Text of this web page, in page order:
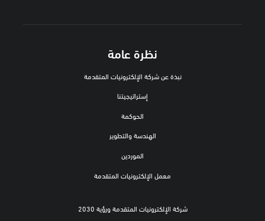
نظرة عامة
نبذة عن شركة الإلكترونيات المتقدمة
إستراتيجيتنا
الحوكمة
الهندسة والتطوير
الموردين
معمل الإلكترونيات المتقدمة
شركة الإلكترونيات المتقدمة ورؤية 2030